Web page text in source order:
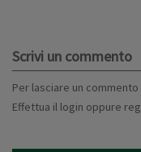
Scrivi un commento
Per lasciare un
Effettua il login oppure